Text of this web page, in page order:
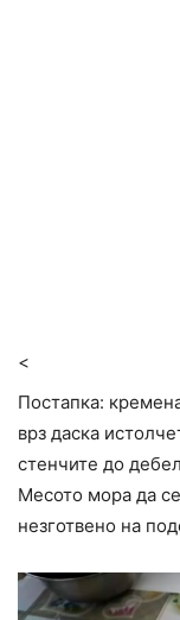
<
Постапка:
врз даска
стенчите до
Месото мора да
незготвено на